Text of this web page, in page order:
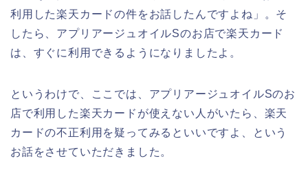
利用した楽天カードの件をお話したんですよね」。そ
したら、アプリアージュオイルSのお店で楽天カード
は、すぐに利用できるようになりましたよ。
というわけで、ここでは、アプリアージュオイルSのお
店で利用した楽天カードが使えない人がいたら、楽天
カードの不正利用を疑ってみるといいですよ、という
お話をさせていただきました。